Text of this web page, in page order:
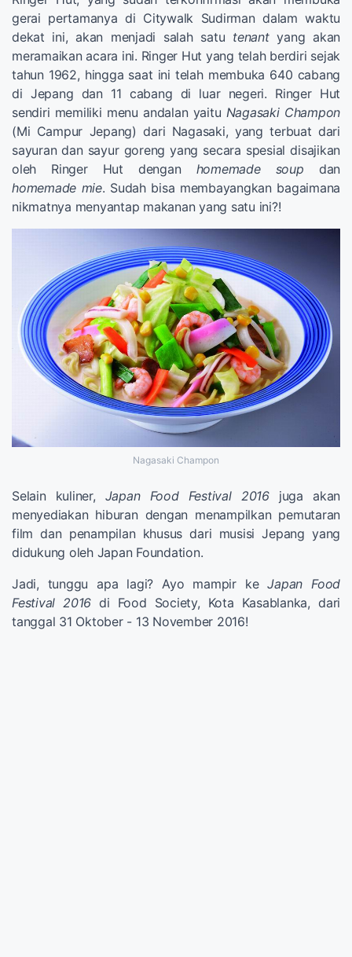
gerai pertamanya di Citywalk Sudirman dalam waktu
dekat ini, akan menjadi salah satu tenantyang akan
meramaikan acara ini. Ringer Hut yang telah berdiri sejak
tahun 1962, hingga saat ini telah membuka 640 cabang
di Jepang dan 11 cabang di luar negeri. Ringer Hut
sendiri memiliki menu andalan yaitu Nagasaki Champon
(Mi Campur Jepang) dari Nagasaki, yang terbuat dari
sayuran dan sayur goreng yang secara spesial disajikan
oleh Ringer Hut dengan homemade soup dan
homemade mie. Sudah bisa membayangkan bagaimana
nikmatnya menyantap makanan yang satu ini?!
Nagasaki Champon
Selain kuliner, Japan Food Festival 2016juga akan
menyediakan hiburan dengan menampilkan pemutaran
film dan penampilan khusus dari musisi Jepang yang
didukung oleh Japan Foundation.
Jadi, tunggu apa lagi? Ayo mampir keJapan Food
Festival 2016 di Food Society, Kota Kasablanka, dari
tanggal 31 Oktober - 13 November 2016!